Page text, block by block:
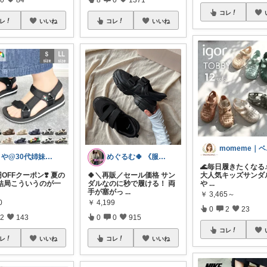
いいね
さや@30代姉妹ママ
クーポン❣️ 夏の
局こういうのが一
2 143
いいね
コレ いいね
めぐるむ🍀 《服と暮らし》朝コレ
🍀＼再販／セール価格 サン
ダルなのに秒で履ける！ 両
手が塞がっ ...
￥ 4,199
0 0 915
コレ いいね
コレ
🌊毎日履きたくなる
大人気キッズサンダ
や ...
￥ 3,465～
0 2 23
コレ